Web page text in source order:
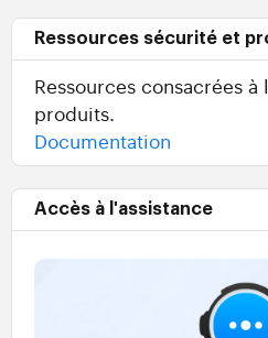
Ressources sécurité et
Ressources consacrées
produits.
Documentation
Accès à l'assistance